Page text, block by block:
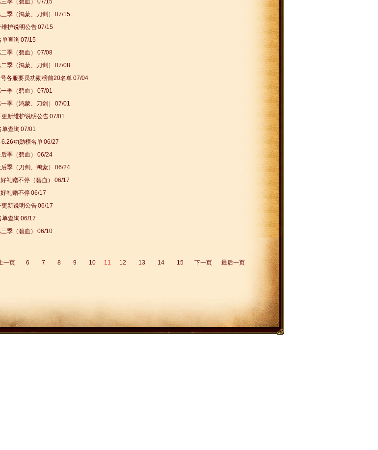
季（碧血）
07/15
季（鸿蒙、刀剑）
07/15
护说明公告07/15
单查询 07/15
季（碧血）
07/08
季（鸿蒙、刀剑）
07/08
各服要员功勋榜前20名单07/04
季（碧血）
07/01
季（鸿蒙、刀剑）
07/01
新维护说明公告07/01
单查询 07/01
功勋榜名单06/27
季（碧血）
06/24
季（刀剑、鸿蒙）
06/24
礼赠不停（碧血）
06/17
礼赠不停06/17
新说明公告06/17
单查询 06/17
季（碧血）
06/10
一页 6 7 8 9 10 11 12 13 14 15 下一页 最后一页